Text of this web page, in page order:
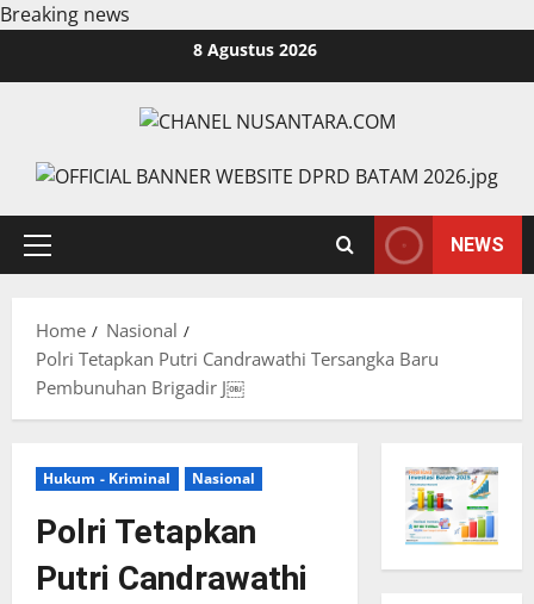
Breaking news
8 Agustus 2026
Primary
NEWS
Home
Nasional
Polri Tetapkan Putri Candrawathi Tersangka Baru
Pembunuhan Brigadir J￼
Hukum - Kriminal Nasional
Polri Tetapkan
Putri Candrawathi